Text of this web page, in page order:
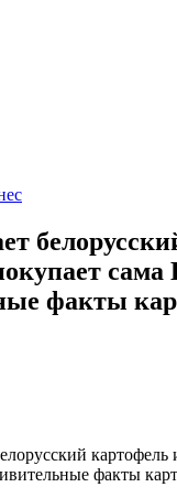
сама
факты